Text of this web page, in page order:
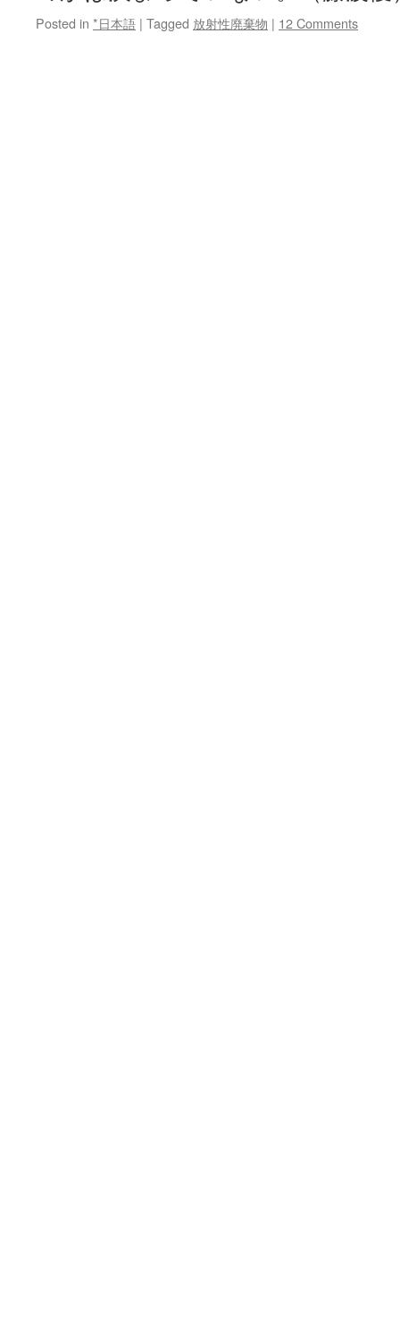
Posted in *日本語 | Tagged 放射性廃棄物 | 12 Comments